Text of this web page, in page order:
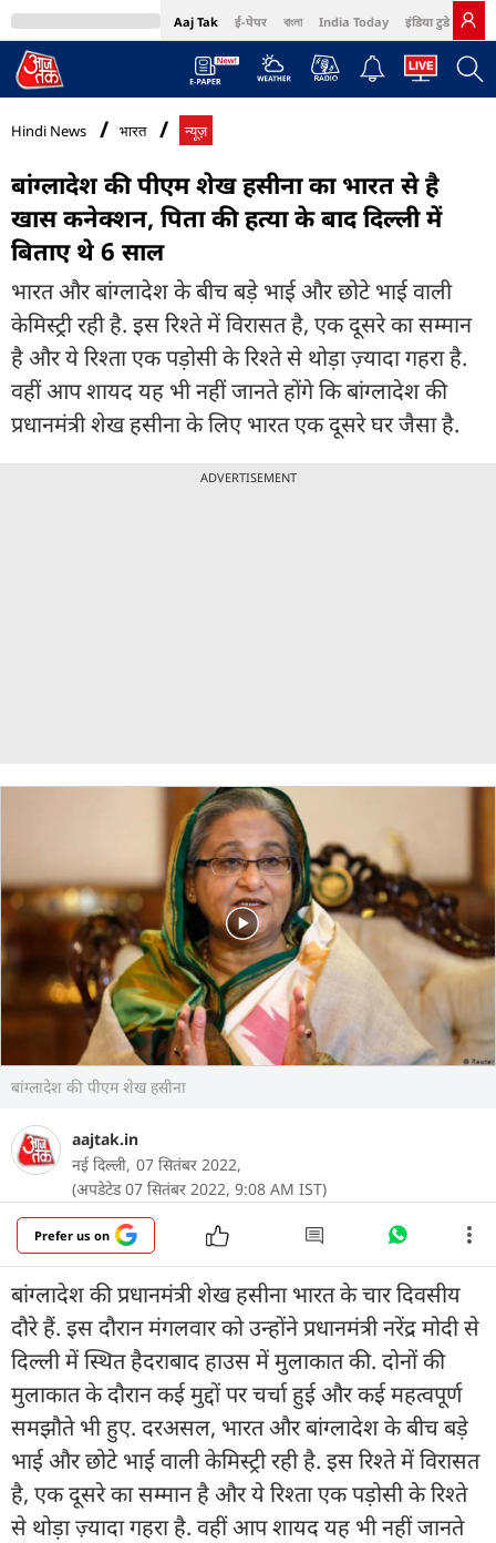
Aaj Tak ई-पेपर বাংলা India Today इंडिया टुडे हिंदी
MumbaiTak Cosmopolitan Harper's Bazaar Northeast
Hindi News भारत न्यूज़
बांग्लादेश की पीएम शेख हसीना का भारत से है
खास कनेक्शन, पिता की हत्या के बाद दिल्ली में
बिताए थे 6 साल
भारत और बांग्लादेश के बीच बड़े भाई और छोटे भाई वाली
केमिस्ट्री रही है. इस रिश्ते में विरासत है, एक दूसरे का सम्मान
है और ये रिश्ता एक पड़ोसी के रिश्ते से थोड़ा ज़्यादा गहरा है.
वहीं आप शायद यह भी नहीं जानते होंगे कि बांग्लादेश की
प्रधानमंत्री शेख हसीना के लिए भारत एक दूसरे घर जैसा है.
ADVERTISEMENT
बांग्लादेश की पीएम शेख हसीना
aajtak.in
नई दिल्ली, 07 सितंबर 2022,
(अपडेटेड 07 सितंबर 2022, 9:08 AM IST)
Prefer us on
बांग्लादेश की प्रधानमंत्री शेख हसीना भारत के चार दिवसीय
दौरे हैं. इस दौरान मंगलवार को उन्होंने प्रधानमंत्री नरेंद्र मोदी से
दिल्ली में स्थित हैदराबाद हाउस में मुलाकात की. दोनों की
मुलाकात के दौरान कई मुद्दों पर चर्चा हुई और कई महत्वपूर्ण
समझौते भी हुए. दरअसल, भारत और बांग्लादेश के बीच बड़े
भाई और छोटे भाई वाली केमिस्ट्री रही है. इस रिश्ते में विरासत
है, एक दूसरे का सम्मान है और ये रिश्ता एक पड़ोसी के रिश्ते
से थोड़ा ज़्यादा गहरा है. वहीं आप शायद यह भी नहीं जानते